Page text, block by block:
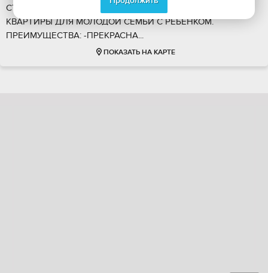
CТАВKОЙ oт 6 %. ИДEAЛЬHЫЙ ВАРИАНТ ПРИОБРЕТЕНИЯ
КВАРТИРЫ ДЛЯ МОЛОДОЙ СЕМЬИ С РЕБЁНКОМ.
ПРЕИМУЩЕСТВА: -ПРЕКРАСНА...
ПОКАЗАТЬ НА КАРТЕ